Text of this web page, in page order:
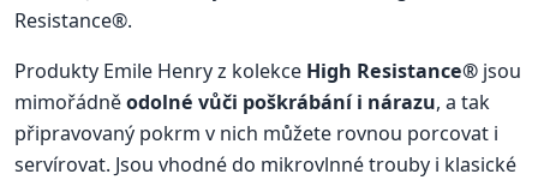
Resistance®.
Produkty Emile Henry z kolekce High Resistance® jsou
mimořádněodolné vůči poškrábání i nárazu, a tak
připravovaný pokrm v nich můžete rovnou porcovat i
servírovat. Jsou vhodné do mikrovlnné trouby i klasické